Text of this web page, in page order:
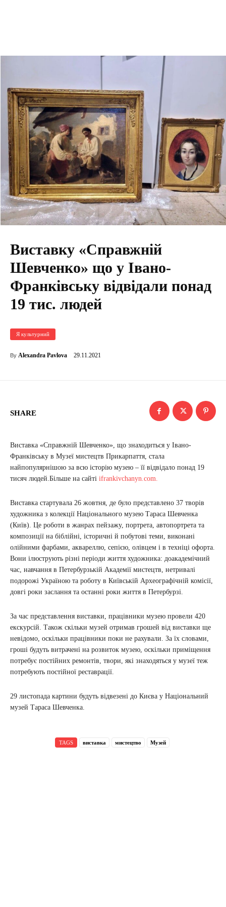
Виставку «Справжній
Шевченко» що у Івано-
Франківську відвідали понад
19 тис. людей
Я культурний
By Alexandra Pavlova 29.11.2021
SHARE
Виставка «Справжній Шевченко», що знаходиться у Івано-
Франківську в Музеї мистецтв Прикарпаття, стала
найпопулярнішою за всю історію музею – її відвідало понад 19
тисяч людей.Більше на сайті ifrankivchanyn.com.
Виставка стартувала 26 жовтня, де було представлено 37 творів
художника з колекції Національного музею Тараса Шевченка
(Київ). Це роботи в жанрах пейзажу, портрета, автопортрета та
композиції на біблійні, історичні й побутові теми, виконані
олійними фарбами, аквареллю, сепією, олівцем і в техніці офорта.
Вони ілюструють різні періоди життя художника: доакадемічний
час, навчання в Петербурзькій Академії мистецтв, нетривалі
подорожі Україною та роботу в Київській Археографічній комісії,
довгі роки заслання та останні роки життя в Петербурзі.
За час представлення виставки, працівники музею провели 420
екскурсій. Також скільки музей отримав грошей від виставки ще
невідомо, оскільки працівники поки не рахували. За їх словами,
гроші будуть витрачені на розвиток музею, оскільки приміщення
потребує постійних ремонтів, твори, які знаходяться у музеї теж
потребують постійної реставрації.
29 листопада картини будуть відвезені до Києва у Національний
музей Тараса Шевченка.
TAGS виставка мистецтво Музей